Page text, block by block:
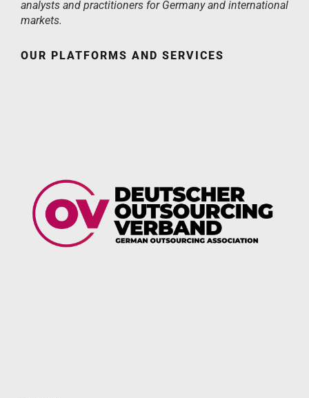
analysts and practitioners for Germany and international
markets.
OUR PLATFORMS AND SERVICES